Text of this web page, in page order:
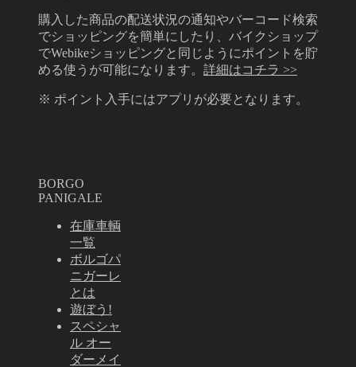
購入した商品の配送状況の通知やバーコード検索
でショッピングを簡単にしたり、バイクショップ
でWebikeショッピングと同じようにポイントを貯
める使うが可能になります。 詳細はコチラ >>
※ ポイント入手にはアプリが必要となります。
BORGO
PANIGALE
在庫車輌
一覧
ボルゴパ
ニガーレ
とは
遊ぼう!
スペシャ
ル オー
ダーメイ